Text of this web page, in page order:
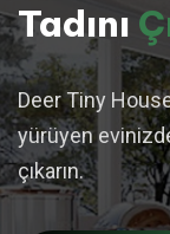
Tadını
Deer Tiny
yürüyen
çıkarın.